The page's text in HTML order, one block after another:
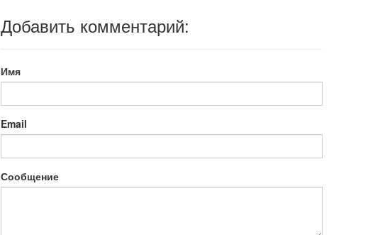
Добавить комментарий:
Имя
Email
Сообщение